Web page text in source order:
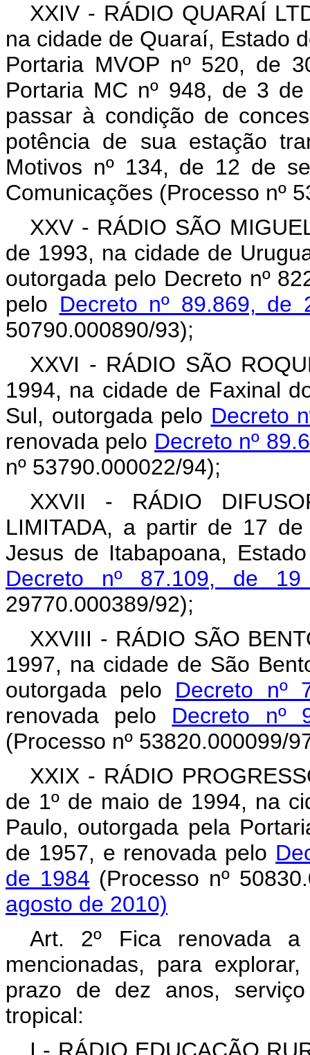
XXIV - RÁDIO QUARAÍ
na cidade de Quaraí, Estado
Portaria MVOP nº 520, de
Portaria MC nº 948, de 3
passar à condição de
potência de sua estação
Motivos nº 134, de 12 de
Comunicações (Processo nº
XXV - RÁDIO SÃO
de 1993, na cidade de
outorgada pelo Decreto nº
pelo Decreto nº 89.869,
50790.000890/93);
XXVI - RÁDIO SÃO
1994, na cidade de Faxinal
Sul, outorgada pelo Decreto
renovada pelo Decreto nº
nº 53790.000022/94);
XXVII - RÁDIO
LIMITADA, a partir de 17
Jesus de Itabapoana,
Decreto nº 87.109, de
29770.000389/92);
XXVIII - RÁDIO SÃO
1997, na cidade de São
outorgada pelo Decreto nº
renovada pelo Decreto nº
(Processo nº 53820.000099/
XXIX - RÁDIO
de 1º de maio de 1994, na
Paulo, outorgada pela
de 1957, e renovada pelo
de 1984 (Processo nº
agosto de 2010)
Art. 2º Fica renovada a
mencionadas, para
prazo de dez anos,
tropical: